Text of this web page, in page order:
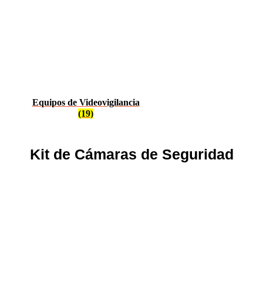
Equipos de Videovigilancia
(19)
Kit de Cámaras de Seguridad